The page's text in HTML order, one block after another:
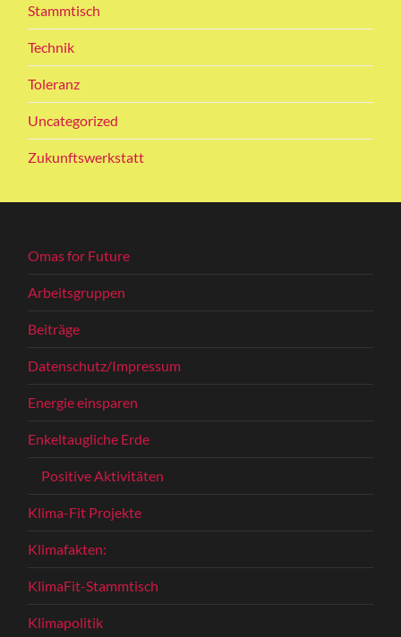
Stammtisch
Technik
Toleranz
Uncategorized
Zukunftswerkstatt
Omas for Future
Arbeitsgruppen
Beiträge
Datenschutz/Impressum
Energie einsparen
Enkeltaugliche Erde
Positive Aktivitäten
Klima-Fit Projekte
Klimafakten:
KlimaFit-Stammtisch
Klimapolitik